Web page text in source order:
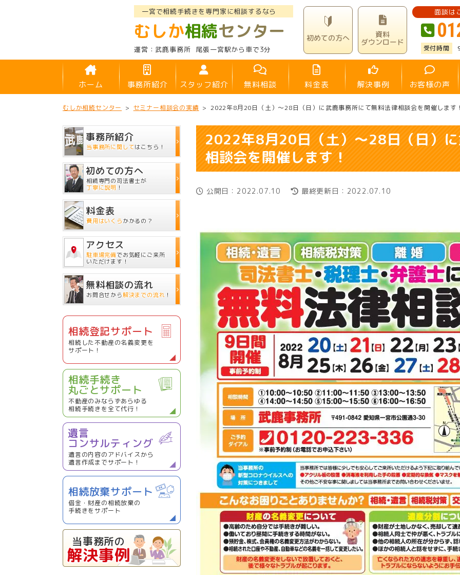
一宮で相続手続きを専門家に相談するなら
むしか相続センター
武鹿事務所 尾張一宮駅から車で3分
初めての方へ 資料
ダウンロード
面談は
ホーム 事務所紹介 スタッフ紹介 無料相談 料金表 解決事例 お客様の声
むしか相続センター > セミナー相談会の実績 >2022年8月20日（土）～28日（日）に武鹿事務所にて無料法律相談会を開催します
2022年8月20日（土）～28日（日）
相談会を開催します！
公開日：2022.07.10 最終更新日：2022.07.10
事務所紹介
当事務所に関してはこちら！
初めての方へ
相続専門の司法書士が
丁寧に説明 ！
料金表
費用はいくらかかるの？
アクセス
駐車場完備でお気軽にご来所
いただけます！
無料相談の流れ
お問合せから解決までの流れ ！
相続登記サポート
相続した不動産の名義変更を
サポート！
相続手続き
丸ごとサポート
不動産のみならずあらゆる
相続手続きを全て代行！
遺言
コンサルティング
遺言の内容のアドバイスから
遺言作成までサポート！
相続放棄サポート
借金・財産の相続放棄の
手続きをサポート
当事務所の
解決事例